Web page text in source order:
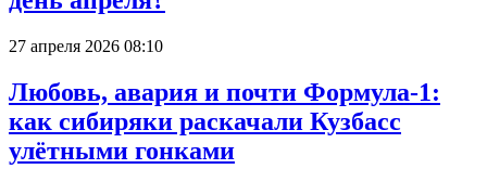
27 апреля 2026 08:10
Любовь, авария и почти Формула-1:
как сибиряки раскачали Кузбасс
улётными гонками